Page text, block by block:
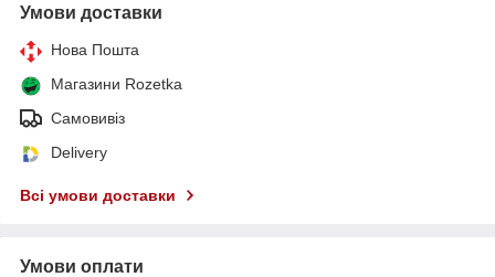
Умови доставки
Нова Пошта
Магазини Rozetka
Самовивіз
Delivery
Всі умови доставки
Умови оплати